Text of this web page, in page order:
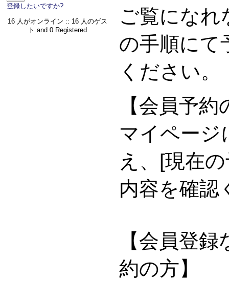
登録したいですか?
16 人がオンライン :: 16 人のゲス
ト and 0 Registered
ご覧になれ
の手順にて
ください。
【会員予約
マイページ
え、[現在
内容を確認
【会員登
約の方】